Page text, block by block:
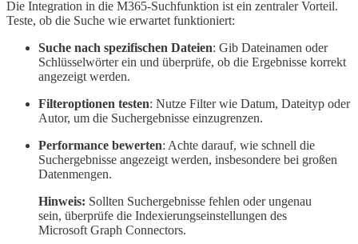
Die Integration in die M365-Suchfunktion ist ein zentraler Vorteil.
Teste, ob die Suche wie erwartet funktioniert:
Suche nach spezifischen Dateien: Gib Dateinamen oder
Schlüsselwörter ein und überprüfe, ob die Ergebnisse korrekt
angezeigt werden.
Filteroptionen testen: Nutze Filter wie Datum, Dateityp oder
Autor, um die Suchergebnisse einzugrenzen.
Performance bewerten: Achte darauf, wie schnell die
Suchergebnisse angezeigt werden, insbesondere bei großen
Datenmengen.
Hinweis: Sollten Suchergebnisse fehlen oder ungenau
sein, überprüfe die Indexierungseinstellungen des
Microsoft Graph Connectors.